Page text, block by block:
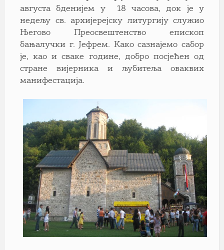
августа бденијем у 18 часова, док је у
недељу св. архијерејску литургију служио
Његово Преосвештенство епископ
бањалучки г. Јефрем. Како сазнајемо сабор
је, као и сваке године, добро посјећен од
стране вијерника и љубитеља оваквих
манифестација.